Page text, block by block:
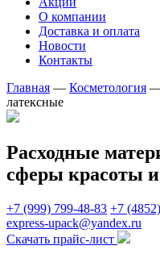
О компании
Доставка и оплата
Новости
Контакты
Главная — Косметология
латексные
Расходные
сферы красоты
+7 (999) 799-48-83 +7
express-upack@yandex.ru
Скачать прайс-лист